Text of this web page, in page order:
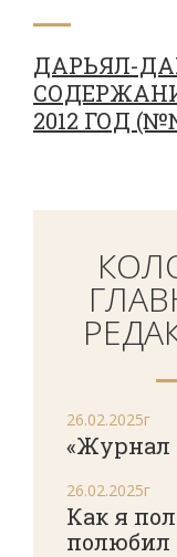
ДАРЬЯЛ-
2012 ГОД
26.02.2025г
«Журнал
26.02.2025г
Как я
полюбил